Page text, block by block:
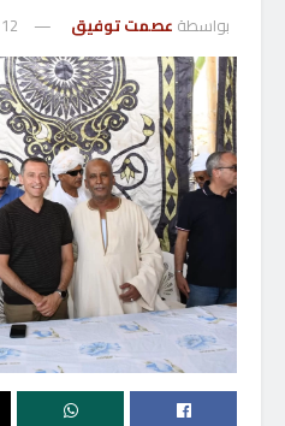
بواسطة عصمت توفيق 12 يونيو، 2026